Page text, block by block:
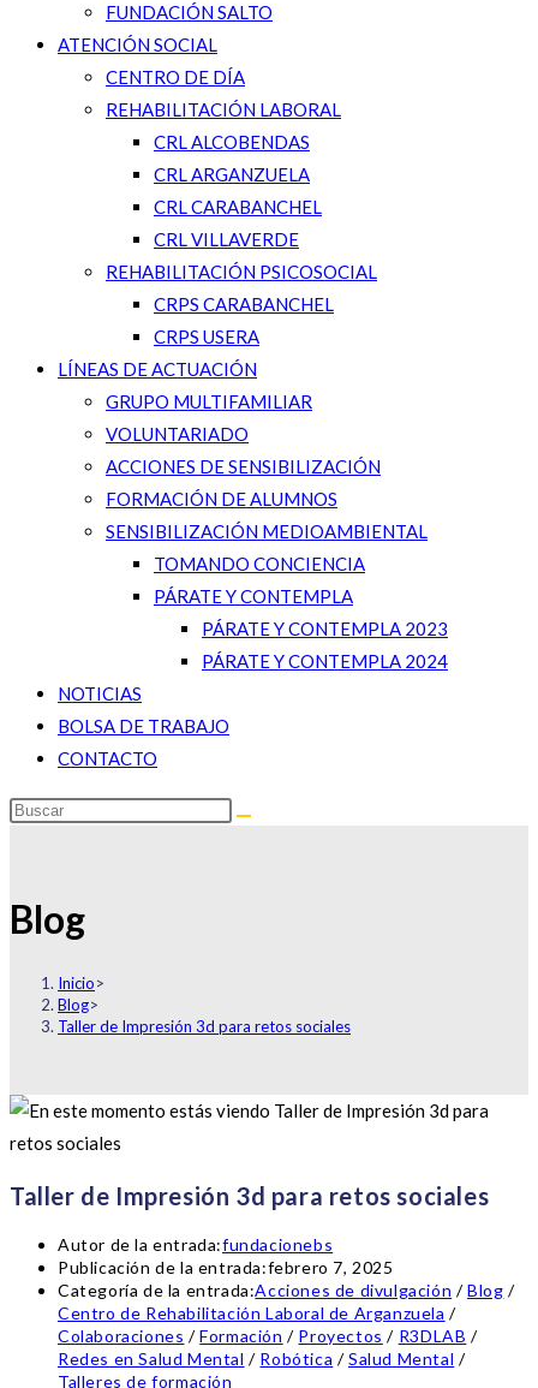
FUNDACIÓN SALTO
ATENCIÓN SOCIAL
CENTRO DE DÍA
REHABILITACIÓN LABORAL
CRL ALCOBENDAS
CRL ARGANZUELA
CRL CARABANCHEL
CRL VILLAVERDE
REHABILITACIÓN PSICOSOCIAL
CRPS CARABANCHEL
CRPS USERA
LÍNEAS DE ACTUACIÓN
GRUPO MULTIFAMILIAR
VOLUNTARIADO
ACCIONES DE SENSIBILIZACIÓN
FORMACIÓN DE ALUMNOS
SENSIBILIZACIÓN MEDIOAMBIENTAL
TOMANDO CONCIENCIA
PÁRATE Y CONTEMPLA
PÁRATE Y CONTEMPLA 2023
PÁRATE Y CONTEMPLA 2024
NOTICIAS
BOLSA DE TRABAJO
CONTACTO
Blog
Inicio>
Blog>
Taller de Impresión 3d para retos sociales
Taller de Impresión 3d para retos sociales
Autor de la entrada:fundacionebs
Publicación de la entrada:febrero 7, 2025
Categoría de la entrada:Acciones de divulgación / Blog /
Centro de Rehabilitación Laboral de Arganzuela /
Colaboraciones / Formación / Proyectos / R3DLAB /
Redes en Salud Mental / Robótica / Salud Mental /
Talleres de formación